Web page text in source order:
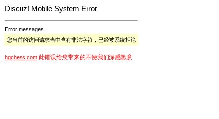
Discuz! Mobile System Error
Error messages:
您当前的访问请求当中含有非法字符，已经被系统拒绝
hgchess.com 此错误给您带来的不便我们深感歉意